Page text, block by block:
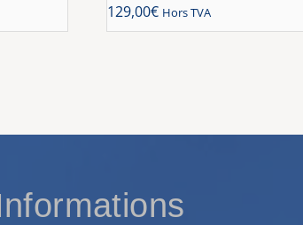
129,00€ Hors TVA